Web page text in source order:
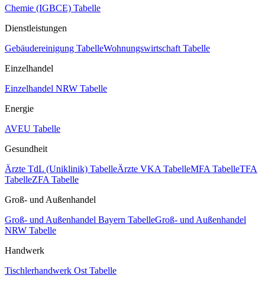
Chemie (IGBCE) Tabelle
Dienstleistungen
Gebäudereinigung TabelleWohnungswirtschaft Tabelle
Einzelhandel
Einzelhandel NRW Tabelle
Energie
AVEU Tabelle
Gesundheit
Ärzte TdL (Uniklinik) TabelleÄrzte VKA TabelleMFA TabelleTFA
TabelleZFA Tabelle
Groß- und Außenhandel
Groß- und Außenhandel Bayern TabelleGroß- und Außenhandel
NRW Tabelle
Handwerk
Tischlerhandwerk Ost Tabelle